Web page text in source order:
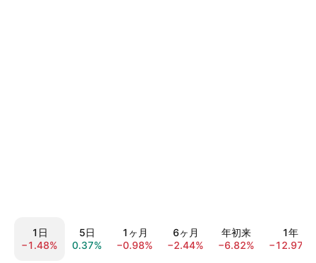
1日
−1.48%
5日
0.37%
1ヶ月
−0.98%
6ヶ月
−2.44%
年初来
−6.82%
1年
−12.97%